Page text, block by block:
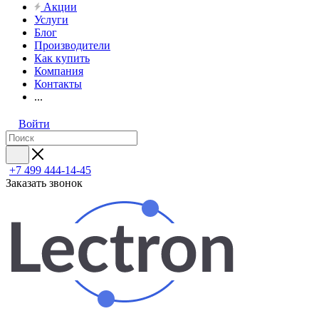
Акции
Услуги
Блог
Производители
Как купить
Компания
Контакты
...
Войти
+7 499 444-14-45
Заказать звонок